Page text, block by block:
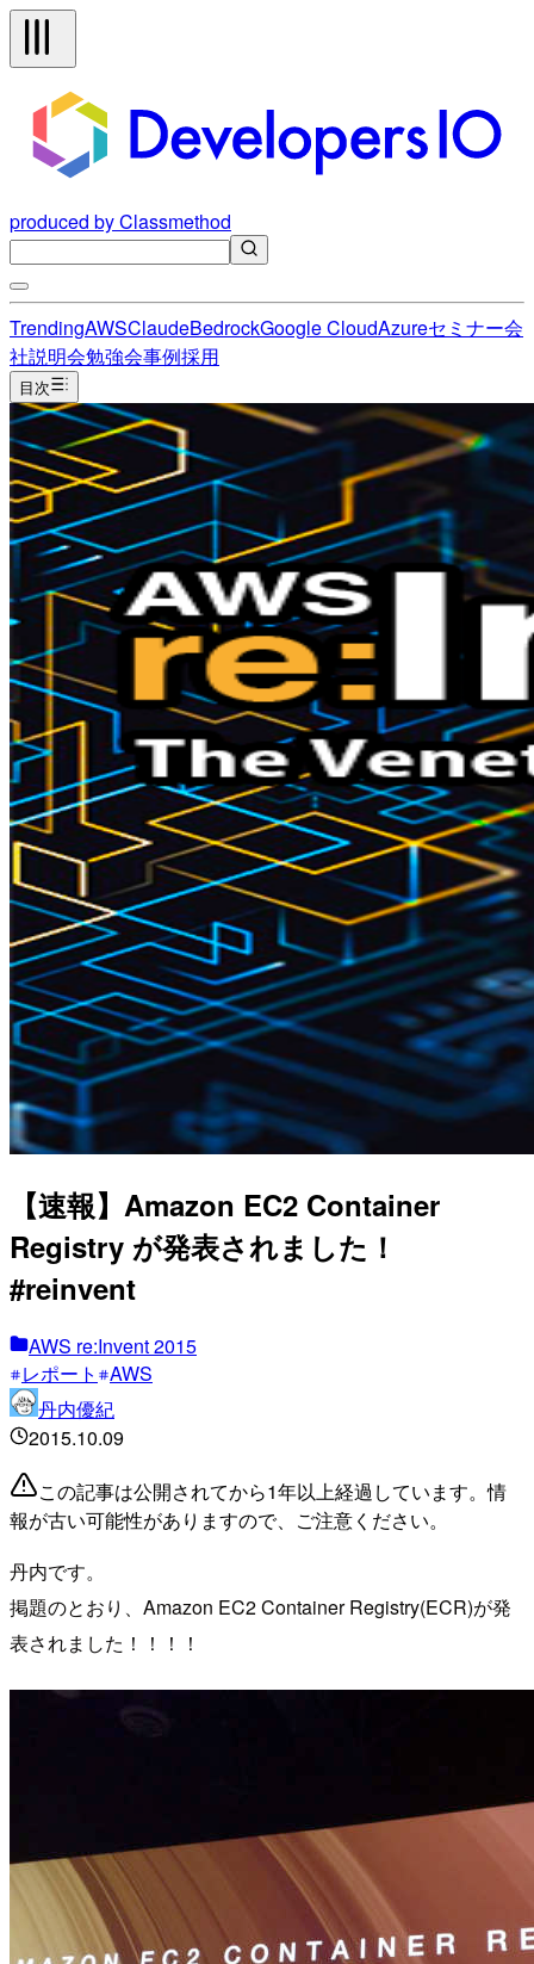
produced by Classmethod
TrendingAWSClaudeBedrockGoogle CloudAzureセミナー会
社説明会勉強会事例採用
目次
【速報】Amazon EC2 Container
Registry が発表されました！
#reinvent
AWS re:Invent 2015
レポート
AWS
丹内優紀
2015.10.09
この記事は公開されてから1年以上経過しています。情
報が古い可能性がありますので、ご注意ください。
丹内です。
掲題のとおり、Amazon EC2 Container Registry(ECR)が発
表されました！！！！